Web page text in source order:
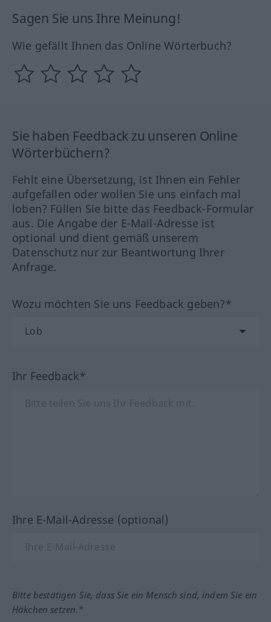
Sagen Sie uns Ihre Meinung!
Wie gefällt Ihnen das Online Wörterbuch?
Sie haben Feedback zu unseren Online
Wörterbüchern?
Fehlt eine Übersetzung, ist Ihnen ein Fehler
aufgefallen oder wollen Sie uns einfach mal
loben? Füllen Sie bitte das Feedback-Formular
aus. Die Angabe der E-Mail-Adresse ist
optional und dient gemäß unserem
Datenschutz nur zur Beantwortung Ihrer
Anfrage.
Wozu möchten Sie uns Feedback geben?*
Ihr Feedback*
Ihre E-Mail-Adresse (optional)
Bitte bestätigen Sie, dass Sie ein Mensch sind, indem Sie ein
Häkchen setzen.*